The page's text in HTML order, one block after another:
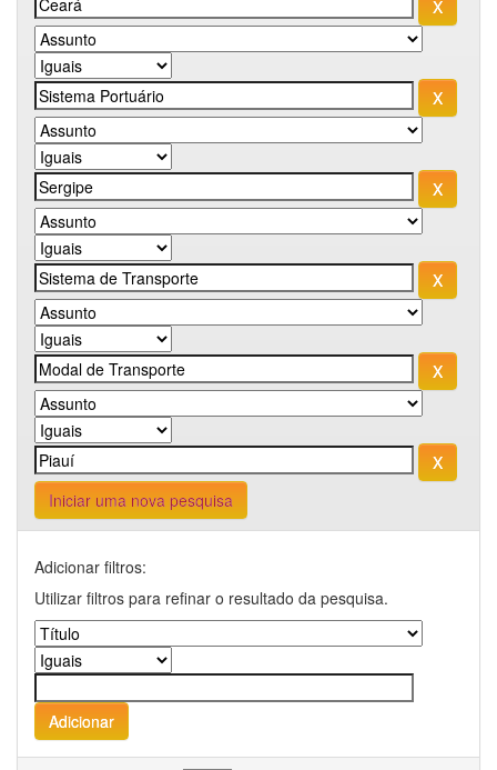
Iniciar uma nova pesquisa
Adicionar filtros:
Utilizar filtros para refinar o resultado da pesquisa.